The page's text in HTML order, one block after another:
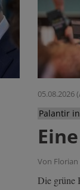
05.08.2026
Palantir
Von
Die grüne